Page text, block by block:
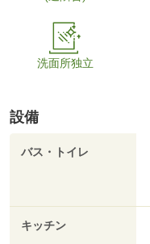
洗面所独立
設備
バス・トイレ
キッチン